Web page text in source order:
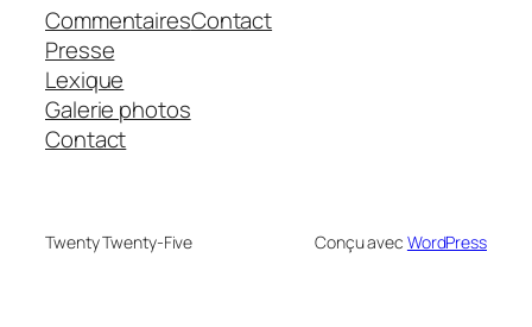
Commentaires
Presse
Lexique
Galerie photos
Contact
Contact
Twenty Twenty-Five Conçu avec WordPress